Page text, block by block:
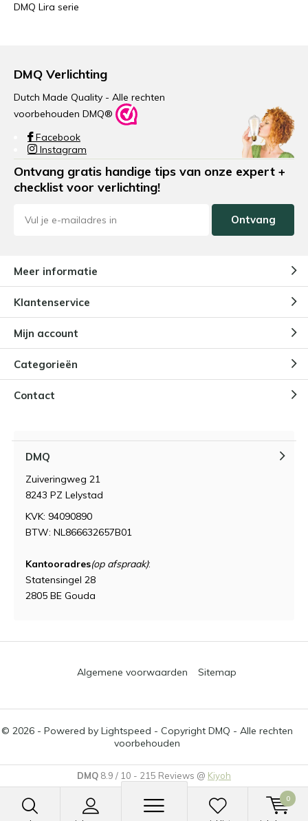
0
DMQ Lira serie
DMQ Verlichting
Dutch Made Quality - Alle rechten
voorbehouden DMQ®
Facebook
Instagram
Ontvang gratis handige tips van onze expert +
checklist voor verlichting!
Ontvang
Meer informatie
Klantenservice
Mijn account
Categorieën
Contact
DMQ
Zuiveringweg 21
8243 PZ Lelystad
KVK: 94090890
BTW: NL866632657B01
Kantooradres(op afspraak):
Statensingel 28
2805 BE Gouda
© 2026 - Powered by Lightspeed - Copyright DMQ - Alle rechten
voorbehouden
Algemene voorwaarden Sitemap
DMQ 8.9 / 10 - 215 Reviews @ Kiyoh